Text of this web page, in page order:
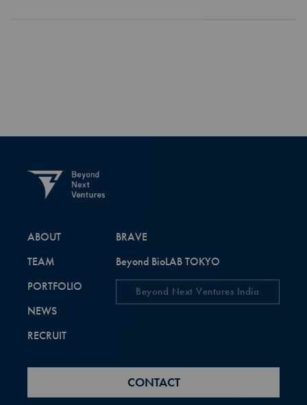
ABOUT
TEAM
PORTFOLIO
NEWS
RECRUIT
BRAVE
Beyond BioLAB TOKYO
Beyond Next Ventures India
CONTACT